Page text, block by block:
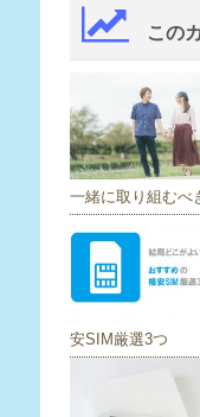
この
一緒に取り組むべ
安SIM厳選3つ